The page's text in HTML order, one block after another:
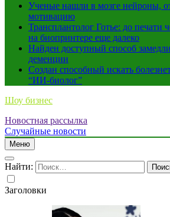
Ученые нашли в мозге нейроны,
мотивацию
Трансплантолог Готье: до печати
на биопринтере еще далеко
Найден доступный способ
деменции
Создан способный искать
“ИИ-биолог”
Шоу бизнес
Новостная рассылка
Случайные новости
Меню
Найти:
Заголовки